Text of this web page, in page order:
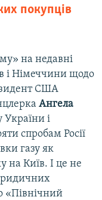
покупців
на недавні
і Німеччини щодо
США
Ангела
України і
спробам Росії
газу як
на Київ. І це не
«Північний